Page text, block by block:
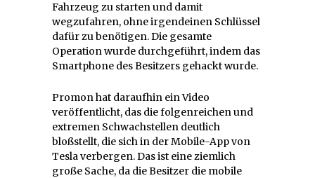
Fahrzeug zu starten und damit
wegzufahren, ohne irgendeinen Schlüssel
dafür zu benötigen. Die gesamte
Operation wurde durchgeführt, indem das
Smartphone des Besitzers gehackt wurde.
Promon hat daraufhin ein Video
veröffentlicht, das die folgenreichen und
extremen Schwachstellen deutlich
bloßstellt, die sich in der Mobile-App von
Tesla verbergen. Das ist eine ziemlich
große Sache, da die Besitzer die mobile